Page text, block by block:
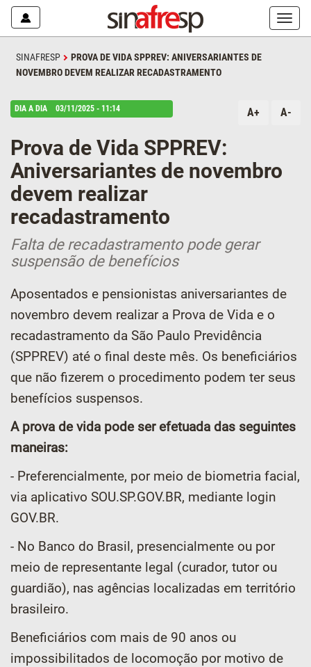
ou
SINAFRESP
PROVA DE VIDA SPPREV: ANIVERSARIANTES DE
NOVEMBRO DEVEM REALIZAR RECADASTRAMENTO
DIA A DIA 03/11/2025 - 11:14 A+ A-
Prova de Vida SPPREV:
Aniversariantes de novembro
devem realizar
recadastramento
Falta de recadastramento pode gerar
suspensão de benefícios
Aposentados e pensionistas aniversariantes de
novembro devem realizar a Prova de Vida e o
recadastramento da São Paulo Previdência
(SPPREV) até o final deste mês. Os beneficiários
que não fizerem o procedimento podem ter seus
benefícios suspensos.
A prova de vida pode ser efetuada das seguintes
maneiras:
- Preferencialmente, por meio de biometria facial,
via aplicativo SOU.SP.GOV.BR, mediante login
GOV.BR.
- No Banco do Brasil, presencialmente ou por
meio de representante legal (curador, tutor ou
guardião), nas agências localizadas em território
brasileiro.
Beneficiários com mais de 90 anos ou
impossibilitados de locomoção por motivo de